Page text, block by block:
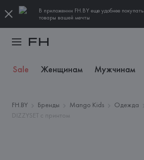
В приложении FH.BY еще удобнее покупать
товары вашей мечты
Sale Женщинам Мужчинам
FH.BY Бренды Mango Kids Одежда
DIZZYSET с принтом